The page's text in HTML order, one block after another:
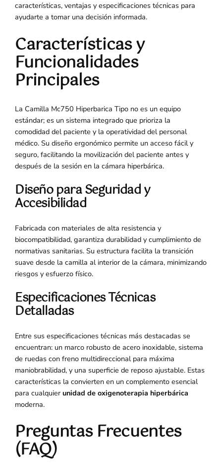
características, ventajas y especificaciones técnicas para
ayudarte a tomar una decisión informada.
Características y
Funcionalidades
Principales
La Camilla Mc750 Hiperbarica Tipo no es un equipo
estándar; es un sistema integrado que prioriza la
comodidad del paciente y la operatividad del personal
médico. Su diseño ergonómico permite un acceso fácil y
seguro, facilitando la movilización del paciente antes y
después de la sesión en la cámara hiperbárica.
Diseño para Seguridad y
Accesibilidad
Fabricada con materiales de alta resistencia y
biocompatibilidad, garantiza durabilidad y cumplimiento de
normativas sanitarias. Su estructura facilita la transición
suave desde la camilla al interior de la cámara, minimizando
riesgos y esfuerzo físico.
Especificaciones Técnicas
Detalladas
Entre sus especificaciones técnicas más destacadas se
encuentran: un marco robusto de acero inoxidable, sistema
de ruedas con freno multidireccional para máxima
maniobrabilidad, y una superficie de reposo ajustable. Estas
características la convierten en un complemento esencial
para cualquier unidad de oxigenoterapia hiperbárica
moderna.
Preguntas Frecuentes
(FAQ)